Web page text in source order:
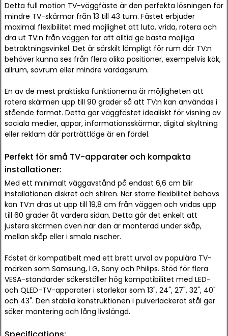
Detta full motion TV-väggfäste är den perfekta lösningen för
mindre TV-skärmar från 13 till 43 tum. Fästet erbjuder
maximal flexibilitet med möjlighet att luta, vrida, rotera och
dra ut TV:n från väggen för att alltid ge bästa möjliga
betraktningsvinkel. Det är särskilt lämpligt för rum där TV:n
behöver kunna ses från flera olika positioner, exempelvis kök,
allrum, sovrum eller mindre vardagsrum.
En av de mest praktiska funktionerna är möjligheten att
rotera skärmen upp till 90 grader så att TV:n kan användas i
stående format. Detta gör väggfästet idealiskt för visning av
sociala medier, appar, informationsskärmar, digital skyltning
eller reklam där porträttläge är en fördel.
Perfekt för små TV-apparater och kompakta
installationer:
Med ett minimalt väggavstånd på endast 6,6 cm blir
installationen diskret och stilren. När större flexibilitet behövs
kan TV:n dras ut upp till 19,8 cm från väggen och vridas upp
till 60 grader åt vardera sidan. Detta gör det enkelt att
justera skärmen även när den är monterad under skåp,
mellan skåp eller i smala nischer.
Fästet är kompatibelt med ett brett urval av populära TV-
märken som Samsung, LG, Sony och Philips. Stöd för flera
VESA-standarder säkerställer hög kompatibilitet med LED-
och QLED-TV-apparater i storlekar som 13", 24", 27", 32", 40"
och 43". Den stabila konstruktionen i pulverlackerat stål ger
säker montering och lång livslängd.